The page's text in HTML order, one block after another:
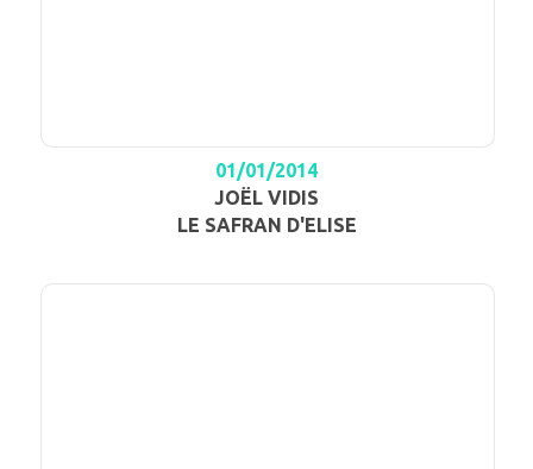
01/01/2014
JOËL VIDIS
LE SAFRAN D'ELISE